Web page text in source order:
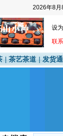
2026年8月
设
联
|茶艺茶道 |发货